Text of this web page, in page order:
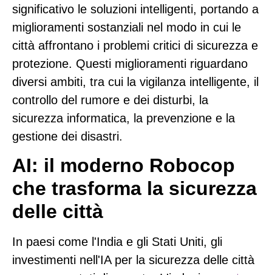
significativo le soluzioni intelligenti, portando a
miglioramenti sostanziali nel modo in cui le
città affrontano i problemi critici di sicurezza e
protezione. Questi miglioramenti riguardano
diversi ambiti, tra cui la vigilanza intelligente, il
controllo del rumore e dei disturbi, la
sicurezza informatica, la prevenzione e la
gestione dei disastri.
AI: il moderno Robocop
che trasforma la sicurezza
delle città
In paesi come l'India e gli Stati Uniti, gli
investimenti nell'IA per la sicurezza delle città